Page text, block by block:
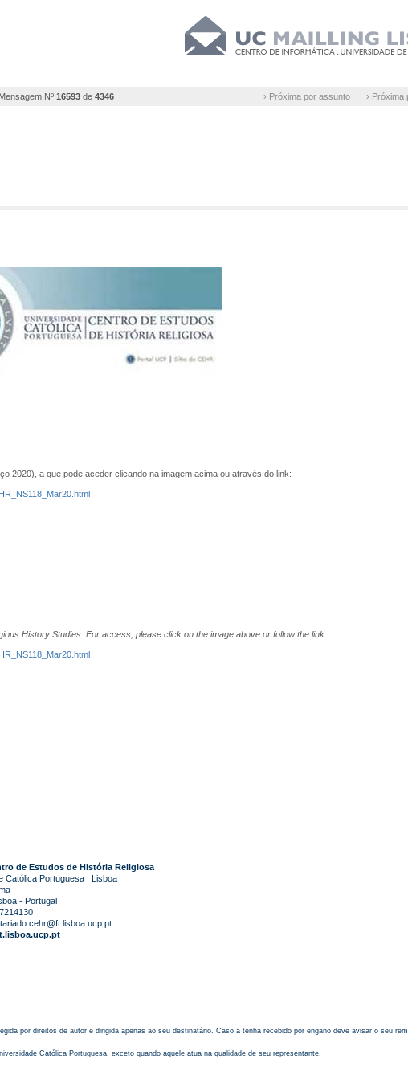
Mensagem Nº 16593 de 4346 › Próxima por assunto › Próxima
2020), a que pode aceder clicando na imagem acima ou através do link:
History Studies. For access, please click on the image above or follow the link:
de Estudos de História Religiosa
Católica Portuguesa | Lisboa
- Portugal
por direitos de autor e dirigida apenas ao seu destinatário. Caso a tenha recebido por engano deve avisar o seu
Católica Portuguesa, exceto quando aquele atua na qualidade de seu representante.